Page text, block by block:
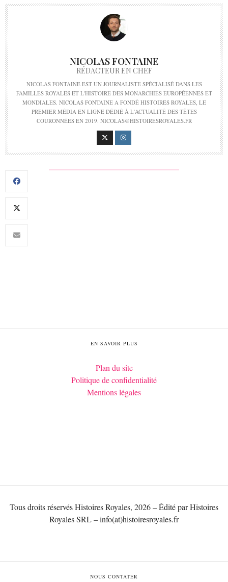
NICOLAS FONTAINE
RÉDACTEUR EN CHEF
NICOLAS FONTAINE EST UN JOURNALISTE SPÉCIALISÉ DANS LES
FAMILLES ROYALES ET L'HISTOIRE DES MONARCHIES EUROPÉENNES ET
MONDIALES. NICOLAS FONTAINE A FONDÉ HISTOIRES ROYALES, LE
PREMIER MÉDIA EN LIGNE DÉDIÉ À L'ACTUALITÉ DES TÊTES
COURONNÉES EN 2019. NICOLAS@HISTOIRESROYALES.FR
EN SAVOIR PLUS
Plan du site
Politique de confidentialité
Mentions légales
Tous droits réservés Histoires Royales, 2026 – Édité par Histoires
Royales SRL – info(at)histoiresroyales.fr
NOUS CONTATER